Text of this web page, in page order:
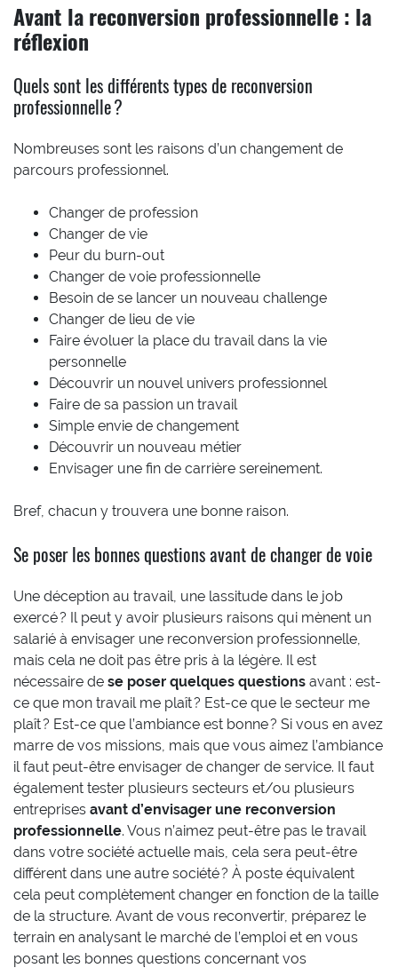
Avant la reconversion professionnelle : la
réflexion
Quels sont les différents types de reconversion
professionnelle ?
Nombreuses sont les raisons d’un changement de
parcours professionnel.
Changer de profession
Changer de vie
Peur du burn-out
Changer de voie professionnelle
Besoin de se lancer un nouveau challenge
Changer de lieu de vie
Faire évoluer la place du travail dans la vie
personnelle
Découvrir un nouvel univers professionnel
Faire de sa passion un travail
Simple envie de changement
Découvrir un nouveau métier
Envisager une fin de carrière sereinement.
Bref, chacun y trouvera une bonne raison.
Se poser les bonnes questions avant de changer de voie
Une déception au travail, une lassitude dans le job
exercé ? Il peut y avoir plusieurs raisons qui mènent un
salarié à envisager une reconversion professionnelle,
mais cela ne doit pas être pris à la légère. Il est
nécessaire de se poser quelques questions avant : est-
ce que mon travail me plaît ? Est-ce que le secteur me
plaît ? Est-ce que l’ambiance est bonne ? Si vous en avez
marre de vos missions, mais que vous aimez l’ambiance
il faut peut-être envisager de changer de service. Il faut
également tester plusieurs secteurs et/ou plusieurs
entreprises avant d’envisager une reconversion
professionnelle. Vous n’aimez peut-être pas le travail
dans votre société actuelle mais, cela sera peut-être
différent dans une autre société ? À poste équivalent
cela peut complètement changer en fonction de la taille
de la structure. Avant de vous reconvertir, préparez le
terrain en analysant le marché de l’emploi et en vous
posant les bonnes questions concernant vos